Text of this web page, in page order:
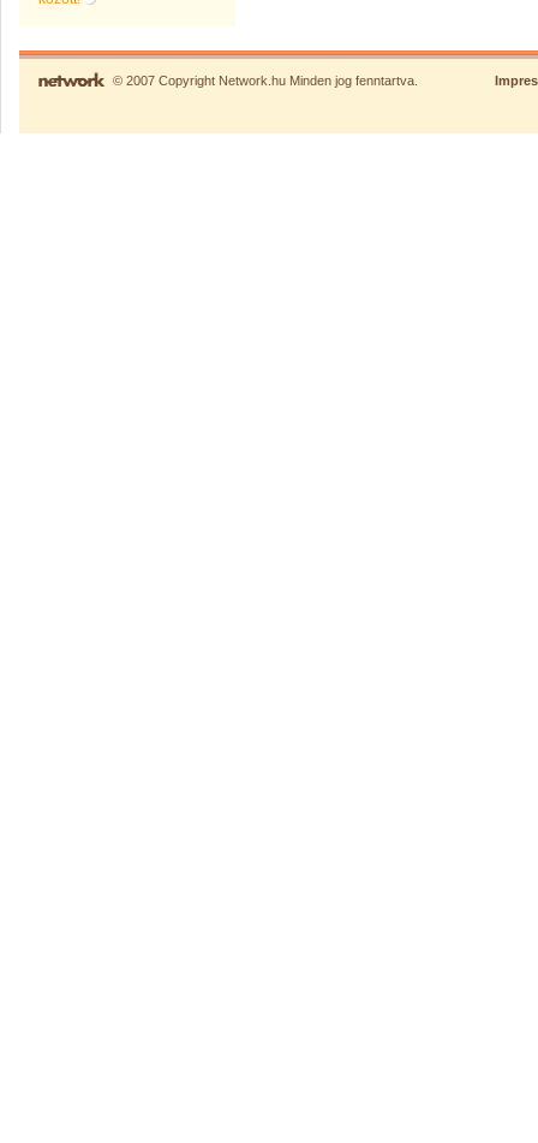
© 2007 Copyright Network.hu Minden jog fenntartva.